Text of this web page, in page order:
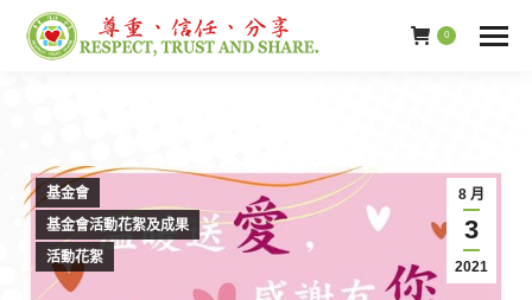
0
8 月
3
2021
基金會
基金會活動花絮及成果
活動花絮